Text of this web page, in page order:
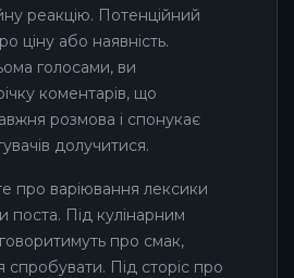
реакцію. Потенційний
ціну або наявність.
голосами, ви
коментарів, що
розмова і спонукає
долучитися.
про варіювання лексики
поста. Під кулінарним
про смак,
Під сторіс про